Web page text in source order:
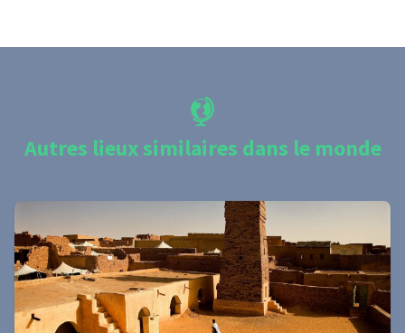
Autres lieux similaires dans le monde